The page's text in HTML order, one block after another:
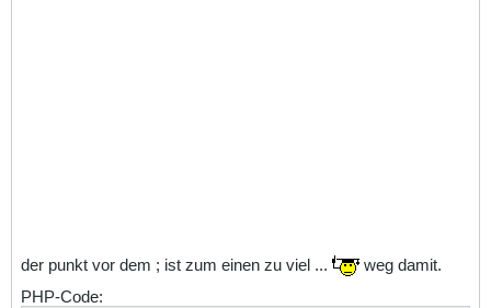
der punkt vor dem ; ist zum einen zu viel ...
weg damit.
PHP-Code: